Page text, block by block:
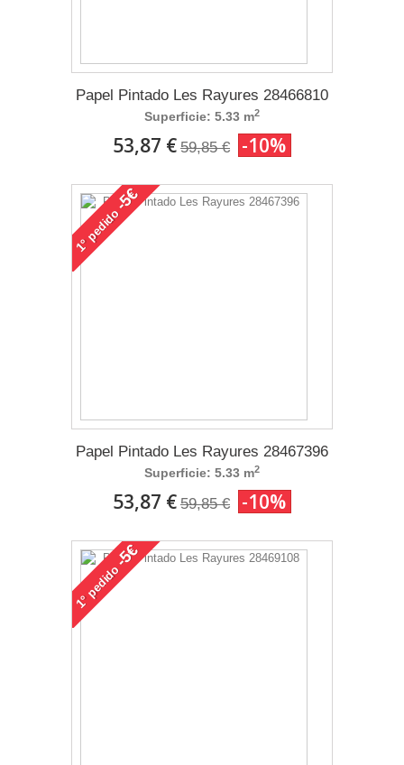
Papel Pintado Les Rayures 28466810
Superficie: 5.33 m2
53,87 € 59,85 € -10%
1°
pedido
-5€
Papel Pintado Les Rayures 28467396
Superficie: 5.33 m2
53,87 € 59,85 € -10%
1°
pedido
-5€